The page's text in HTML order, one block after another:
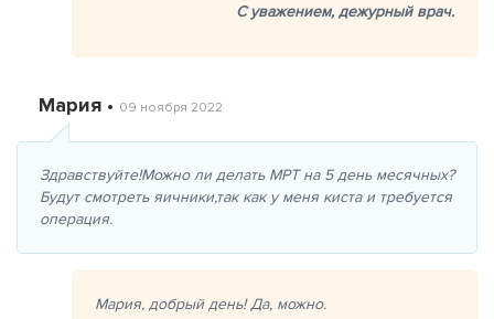
С уважением, дежурный врач.
Мария • 09 ноября 2022
Здравствуйте!Можно ли делать МРТ на 5 день месячных?
Будут смотреть яичники,так как у меня киста и требуется
операция.
Мария, добрый день! Да, можно.